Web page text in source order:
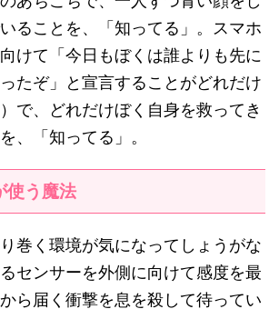
ることを、「知ってる」。スマホ
けて「今日もぼくは誰よりも先に
たぞ」と宣言することがどれだけ
で、どれだけぼく自身を救ってき
、「知ってる」。
使う魔法
巻く環境が気になってしょうがな
センサーを外側に向けて感度を最
ら届く衝撃を息を殺して待ってい